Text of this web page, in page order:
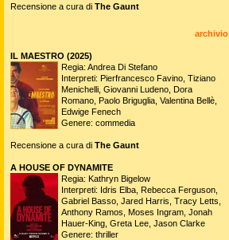
Recensione a cura di The Gaunt
archivio
IL MAESTRO (2025)
Regia: Andrea Di Stefano
Interpreti: Pierfrancesco Favino, Tiziano
Menichelli, Giovanni Ludeno, Dora
Romano, Paolo Briguglia, Valentina Bellè,
Edwige Fenech
Genere: commedia
Recensione a cura di The Gaunt
A HOUSE OF DYNAMITE
Regia: Kathryn Bigelow
Interpreti: Idris Elba, Rebecca Ferguson,
Gabriel Basso, Jared Harris, Tracy Letts,
Anthony Ramos, Moses Ingram, Jonah
Hauer-King, Greta Lee, Jason Clarke
Genere: thriller